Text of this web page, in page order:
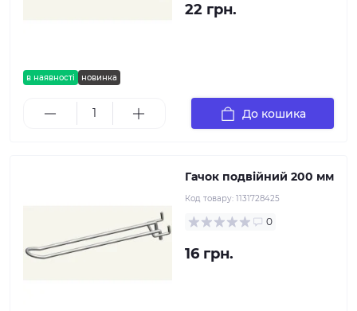
в наявності новинка
22 грн.
До кошика
Гачок подвійний 200 мм
Код товару: 1131728425
0
16 грн.